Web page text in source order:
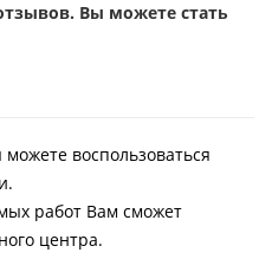
Вы можете стать
воспользоваться
работ Вам сможет
центра.